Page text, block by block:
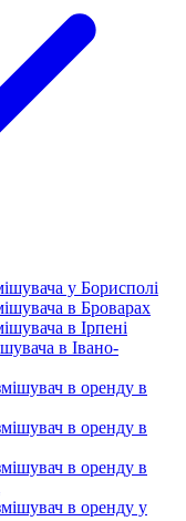
у Борисполі
в Броварах
в Ірпені
в Івано-
в оренду в
в оренду в
в оренду в
в оренду у